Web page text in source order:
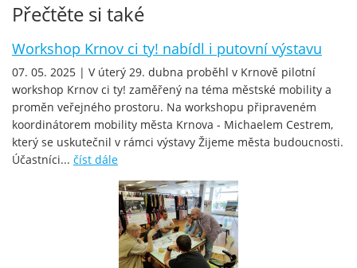
Přečtěte si také
Workshop Krnov ci ty! nabídl i putovní výstavu
07. 05. 2025 | V úterý 29. dubna proběhl v Krnově pilotní
workshop Krnov ci ty! zaměřený na téma městské mobility a
proměn veřejného prostoru. Na workshopu připraveném
koordinátorem mobility města Krnova - Michaelem Cestrem,
který se uskutečnil v rámci výstavy Žijeme města budoucnosti.
Účastníci... číst dále